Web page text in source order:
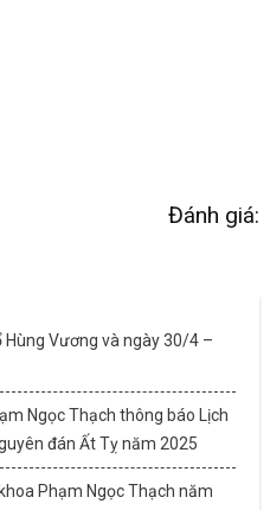
Đánh giá:
Hùng Vương và ngày 30/4 –
Ngọc Thạch thông báo Lịch
đán Ất Tỵ năm 2025
Phạm Ngọc Thạch năm